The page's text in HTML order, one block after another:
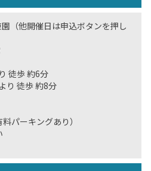
（他開催日は申込ボタンを押し
徒歩 約6分
り 徒歩 約8分
パーキングあり）